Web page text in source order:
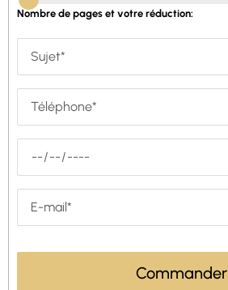
Nombre de pages et votre réduction:
Commander